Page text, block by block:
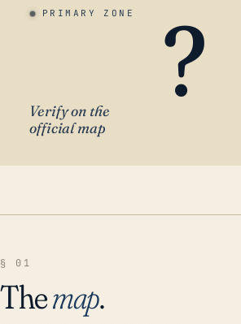
PRIMARY ZONE ?
Verify on the
official map
§ 01
Themap.